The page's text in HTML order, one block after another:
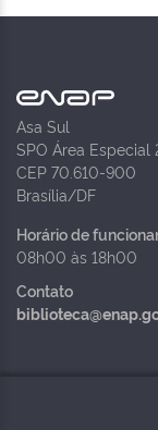
Asa Sul
SPO Área Especial
CEP 70.610-900
Brasília/DF
Horário de
08h00 às 18h00
Contato